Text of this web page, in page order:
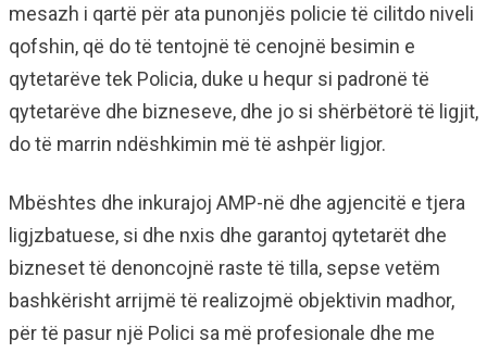
mesazh i qartë për ata punonjës policie të cilitdo niveli
qofshin, që do të tentojnë të cenojnë besimin e
qytetarëve tek Policia, duke u hequr si padronë të
qytetarëve dhe bizneseve, dhe jo si shërbëtorë të ligjit,
do të marrin ndëshkimin më të ashpër ligjor.
Mbështes dhe inkurajoj AMP-në dhe agjencitë e tjera
ligjzbatuese, si dhe nxis dhe garantoj qytetarët dhe
bizneset të denoncojnë raste të tilla, sepse vetëm
bashkërisht arrijmë të realizojmë objektivin madhor,
për të pasur një Polici sa më profesionale dhe me